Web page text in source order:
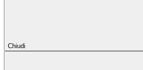
Chiudi